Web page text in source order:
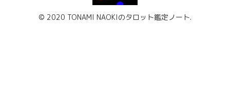
© 2020 TONAMI NAOKIのタロット鑑定ノート.